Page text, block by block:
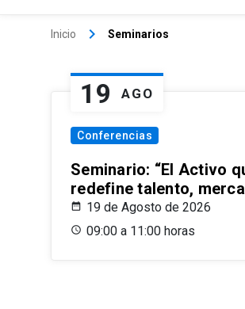
Inicio keyboard_arrow_right Seminarios
19 AGO
Conferencias
Seminario: “El Activo
redefine talento,
19 de Agosto de 2026
09:00 a 11:00 horas